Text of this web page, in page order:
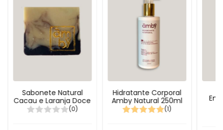
Sabonete Natural
Cacau e Laranja Doce
(0)
Hidratante Corporal
Amby Natural 250ml
(1)